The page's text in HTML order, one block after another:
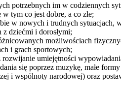
potrzebnych im w codziennych
tym co jest dobre, a co złe;
w nowych i trudnych sytuacjach,
dziećmi i dorosłymi;
możliwościach
i grach sportowych;
umiejętności
się poprzez muzykę, małe
i wspólnoty narodowej) oraz